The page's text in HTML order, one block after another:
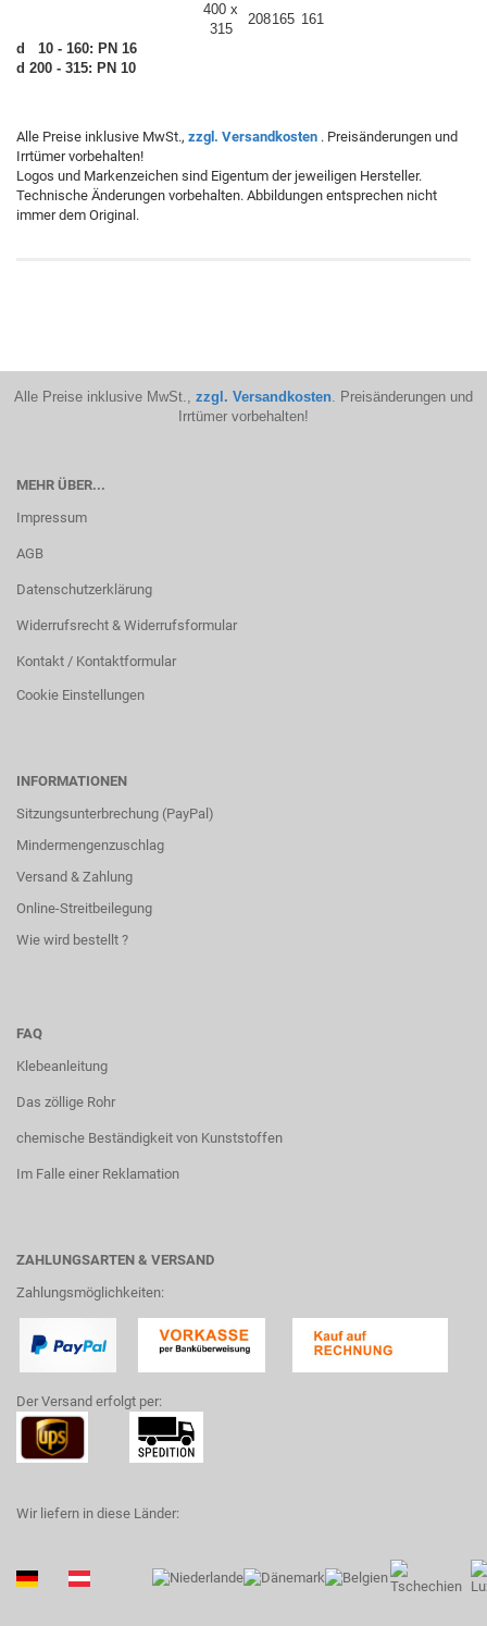
400 x
315
208165 161
d 10 - 160: PN 16
d 200 - 315: PN 10
Alle Preise inklusive MwSt., zzgl. Versandkosten . Preisänderungen und
Irrtümer vorbehalten!
Logos und Markenzeichen sind Eigentum der jeweiligen Hersteller.
Technische Änderungen vorbehalten. Abbildungen entsprechen nicht
immer dem Original.
Alle Preise inklusive MwSt., zzgl. Versandkosten. Preisänderungen und
Irrtümer vorbehalten!
MEHR ÜBER...
Impressum
AGB
Datenschutzerklärung
Widerrufsrecht & Widerrufsformular
Kontakt / Kontaktformular
Cookie Einstellungen
INFORMATIONEN
Sitzungsunterbrechung (PayPal)
Mindermengenzuschlag
Versand & Zahlung
Online-Streitbeilegung
Wie wird bestellt ?
FAQ
Klebeanleitung
Das zöllige Rohr
chemische Beständigkeit von Kunststoffen
Im Falle einer Reklamation
ZAHLUNGSARTEN & VERSAND
Zahlungsmöglichkeiten:
Der Versand erfolgt per:
Wir liefern in diese Länder: